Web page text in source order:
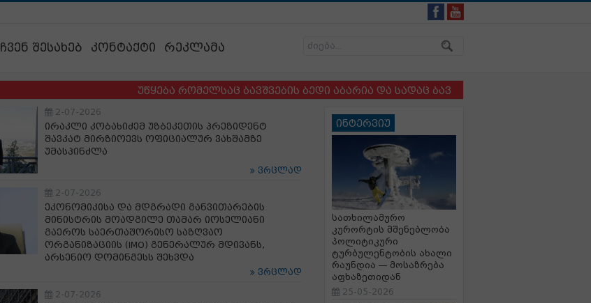
ჩვენ შესახებ კონტაქტი რეკლამა
უწყება რომელსაც ბავშვების ბედი აბარია და სადაც ბავშვსა და ძაღლს
2-07-2026
ირაკლი კობახიძემ უზბეკეთის პრეზიდენტ
შავკატ მირზიოევს ოფიციალურ ვახშამზე
უმასპინძლა
ვრცლად
2-07-2026
ეკონომიკისა და მდგრადი განვითარების
მინისტრის მოადგილე თამარ იოსელიანი
გაეროს საერთაშორისო საზღვაო
ორგანიზაციის (IMO) გენერალურ მდივანს,
არსენიო დომინგესს შეხვდა
ვრცლად
2-07-2026
ინტერვიუ
სათხილამურო
კურორტის მშენებლობა
პოლიტიკური
ტურბულენტობის ახალი
რაუნდია — მოსაზრება
აფხაზეთიდან
25-05-2026